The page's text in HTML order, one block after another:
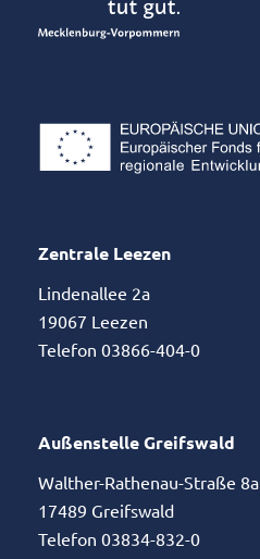
Zentrale Leezen
Lindenallee 2a
19067 Leezen
Telefon 03866-404-0
Außenstelle Greifswald
Walther-Rathenau-Straße 8a
17489 Greifswald
Telefon 03834-832-0